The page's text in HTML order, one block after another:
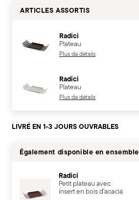
ARTICLES ASSORTIS
Radici
Plateau
Plus de détails
Radici
Plateau
Plus de détails
LIVRÉ EN 1-3 JOURS OUVRABLES
Également disponible en ensemble
Radici
Petit plateau avec
insert en bois d'acacia